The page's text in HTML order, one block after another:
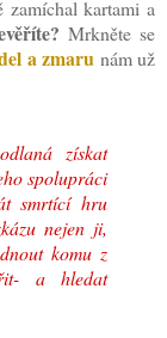
kartami a
Mrkněte se
a zmaru nám už
získat
spolupráci
smrtící hru
nejen ji,
komu z
a hledat